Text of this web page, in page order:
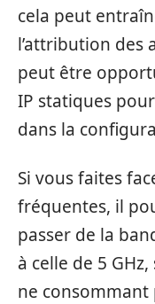
cela peut
l’attribution des
peut être
IP statiques
dans la
Si vous faites
fréquentes, il
passer de la
à celle de 5
ne consommant